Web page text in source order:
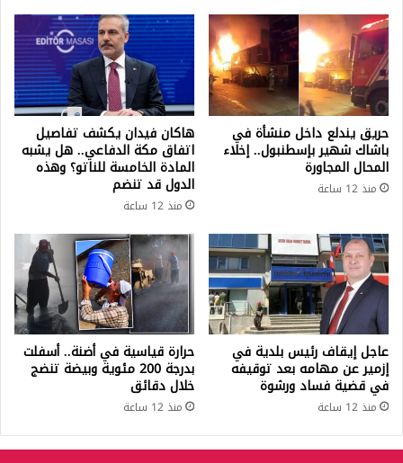
حريق يندلع داخل منشأة في
باشاك شهير بإسطنبول.. إخلاء
المحال المجاورة
منذ 12 ساعة
هاكان فيدان يكشف تفاصيل
اتفاق مكة الدفاعي.. هل يشبه
المادة الخامسة للناتو؟ وهذه
الدول قد تنضم
منذ 12 ساعة
عاجل إيقاف رئيس بلدية في
إزمير عن مهامه بعد توقيفه
في قضية فساد ورشوة
منذ 12 ساعة
حرارة قياسية في أضنة.. أسفلت
بدرجة 200 مئوية وبيضة تنضج
خلال دقائق
منذ 12 ساعة